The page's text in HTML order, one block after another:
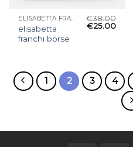
ELISABETTA FRANCHI BORSE
elisabetta
franchi borse
€38.00
€25.00
1 2 3 4